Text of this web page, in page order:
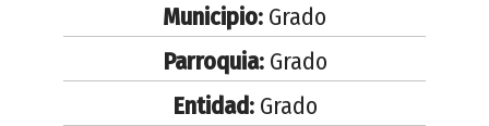
Municipio: Grado
Parroquia:Grado
Entidad:Grado